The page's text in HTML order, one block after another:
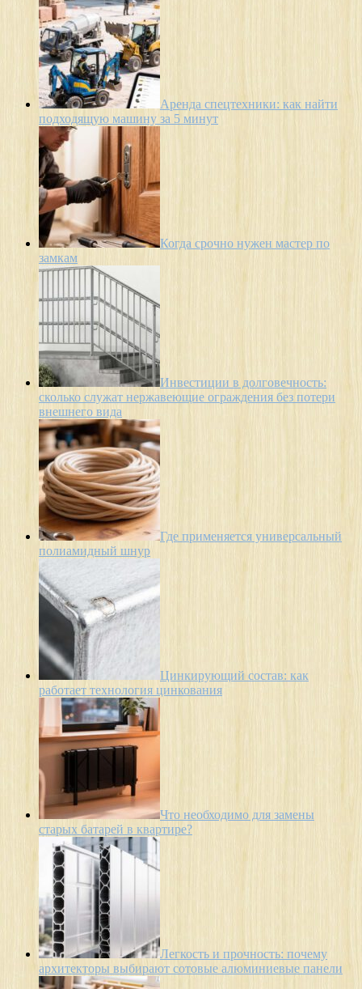
Аренда спецтехники: как найти
подходящую машину за 5 минут
Когда срочно нужен мастер по
замкам
Инвестиции в долговечность:
сколько служат нержавеющие ограждения без потери
внешнего вида
Где применяется универсальный
полиамидный шнур
Цинкирующий состав: как
работает технология цинкования
Что необходимо для замены
старых батарей в квартире?
Легкость и прочность: почему
архитекторы выбирают сотовые алюминиевые панели